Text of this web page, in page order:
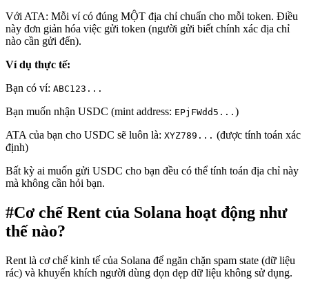
Với ATA: Mỗi ví có đúng MỘT địa chỉ chuẩn cho mỗi token. Điều
này đơn giản hóa việc gửi token (người gửi biết chính xác địa chỉ
nào cần gửi đến).
Ví dụ thực tế:
Bạn có ví: ABC123...
Bạn muốn nhận USDC (mint address: EPjFWdd5... )
ATA của bạn cho USDC sẽ luôn là: XYZ789... (được tính toán xác
định)
Bất kỳ ai muốn gửi USDC cho bạn đều có thể tính toán địa chỉ này
mà không cần hỏi bạn.
#Cơ chế Rent của Solana hoạt động như
thế nào?
Rent là cơ chế kinh tế của Solana để ngăn chặn spam state (dữ liệu
rác) và khuyến khích người dùng dọn dẹp dữ liệu không sử dụng.